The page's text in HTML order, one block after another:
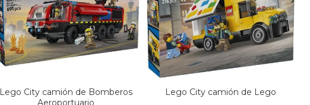
Lego City camión de Bomberos
Aeroportuario
Lego City camión de Lego